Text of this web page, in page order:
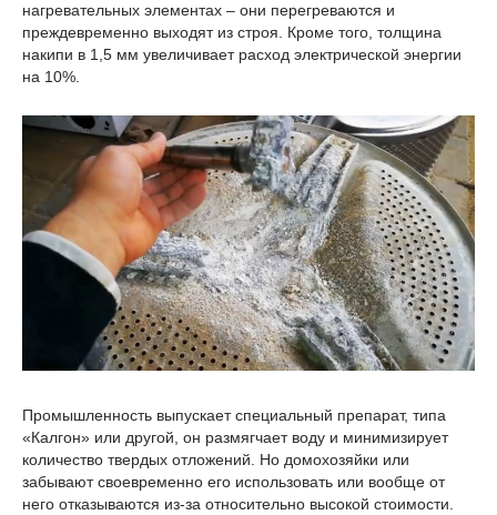
нагревательных элементах – они перегреваются и
преждевременно выходят из строя. Кроме того, толщина
накипи в 1,5 мм увеличивает расход электрической энергии
на 10%.
Промышленность выпускает специальный препарат, типа
«Калгон» или другой, он размягчает воду и минимизирует
количество твердых отложений. Но домохозяйки или
забывают своевременно его использовать или вообще от
него отказываются из-за относительно высокой стоимости.